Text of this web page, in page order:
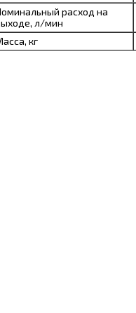
расход на
л/мин
кг